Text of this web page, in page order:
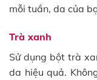
mỗi tuần, da của
Trà xanh
Sử dụng bột trà
da hiệu quả.